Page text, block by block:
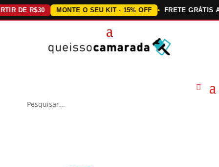
R$30 MONTE O SEU KIT · 15% OFF FRETE GRÁTIS